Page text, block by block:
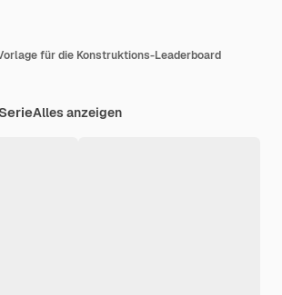
für die Konstruktions-Leaderboard
Alles anzeigen